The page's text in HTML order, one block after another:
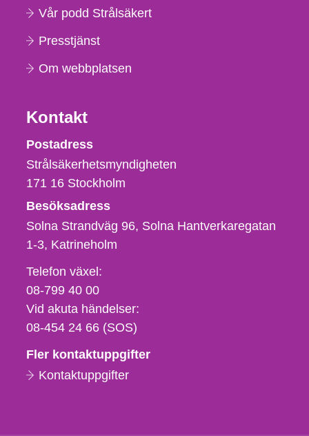
Vår podd Strålsäkert
Presstjänst
Om webbplatsen
Kontakt
Strålsäkerhetsmyndigheten
Postadress
Strålsäkerhetsmyndigheten
171 16 Stockholm
Besöksadress
Solna Strandväg 96, Solna Hantverkaregatan
1-3 Katrineholm
Telefon,
fax
och
e-
Telefon växel:
08-799 40 00
Vid akuta händelser:
08-454 24 66 (SOS)
Fler kontaktuppgifter
Kontaktuppgifter